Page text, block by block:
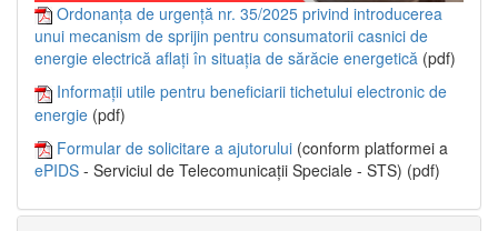
Ordonanța de urgență nr. 35/2025 privind introducerea
unui mecanism de sprijin pentru consumatorii casnici de
energie electrică aflați în situația de sărăcie energetică (pdf)
Informații utile pentru beneficiarii tichetului electronic de
energie (pdf)
Formular de solicitare a ajutorului (conform platformei a
ePIDS - Serviciul de Telecomunicații Speciale - STS) (pdf)